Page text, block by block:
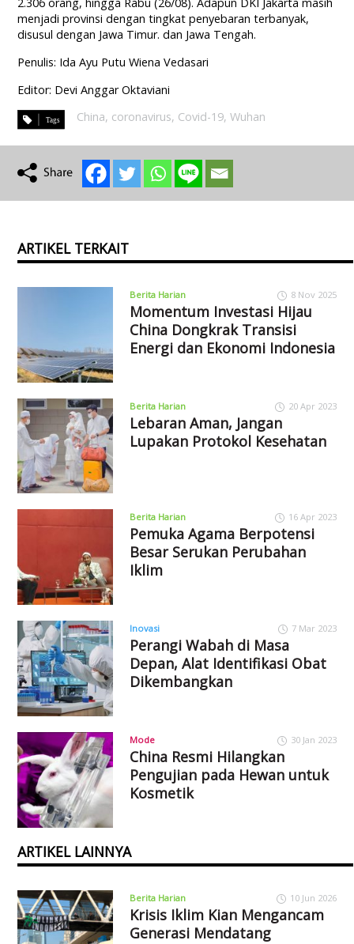
menjadi provinsi dengan tingkat penyebaran terbanyak,
disusul dengan Jawa Timur. dan Jawa Tengah.
Penulis: Ida Ayu Putu Wiena Vedasari
Editor: Devi Anggar Oktaviani
China, coronavirus, Covid-19,Wuhan
ARTIKEL TERKAIT
Berita Harian 8 Nov 2025
Momentum Investasi Hijau
China Dongkrak Transisi
Energi dan Ekonomi Indonesia
Berita Harian 20 Apr 2023
Lebaran Aman, Jangan
Lupakan Protokol Kesehatan
Berita Harian 16 Apr 2023
Pemuka Agama Berpotensi
Besar Serukan Perubahan
Iklim
Inovasi 7 Mar 2023
Perangi Wabah di Masa
Depan, Alat Identifikasi Obat
Dikembangkan
Mode 30 Jan 2023
China Resmi Hilangkan
Pengujian pada Hewan untuk
Kosmetik
ARTIKEL LAINNYA
Berita Harian 10 Jun 2026
Krisis Iklim Kian Mengancam
Generasi Mendatang